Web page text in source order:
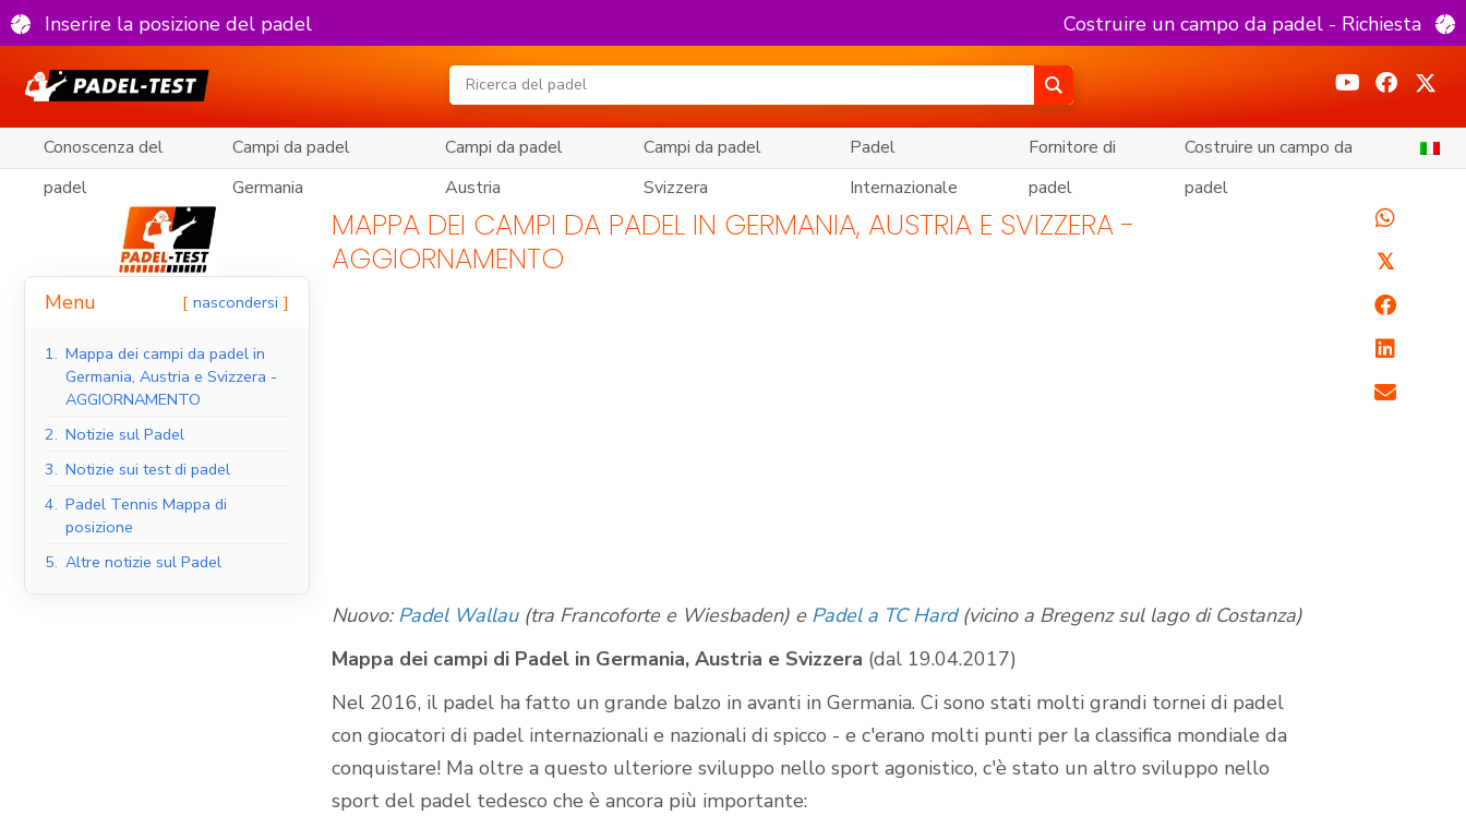
Inserire la posizione del padel Costruire un campo da padel - Richiesta
Conoscenza del
padel
Campi da padel
Germania
Campi da padel
Austria
Campi da padel
Svizzera
Padel
Internazionale
Fornitore di
padel
Costruire un campo da
padel
Menu nascondersi
1. Mappa dei campi da padel in
Germania, Austria e Svizzera -
AGGIORNAMENTO
2. Notizie sul Padel
3. Notizie sui test di padel
4. Padel Tennis Mappa di
posizione
5. Altre notizie sul Padel
MAPPA DEI CAMPI DA PADEL IN GERMANIA, AUSTRIA E SVIZZERA -
AGGIORNAMENTO
Nuovo: Padel Wallau(tra Francoforte e Wiesbaden) e Padel a TC Hard(vicino a Bregenz sul lago di Costanza)
Mappa dei campi di Padel in Germania, Austria e Svizzera (dal 19.04.2017)
Nel 2016, il padel ha fatto un grande balzo in avanti in Germania. Ci sono stati molti grandi tornei di padel
con giocatori di padel internazionali e nazionali di spicco - e c'erano molti punti per la classifica mondiale da
conquistare! Ma oltre a questo ulteriore sviluppo nello sport agonistico, c'è stato un altro sviluppo nello
sport del padel tedesco che è ancora più importante:
𝕏
coperto
all'aperto